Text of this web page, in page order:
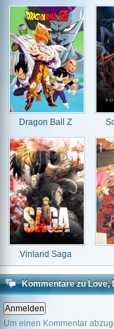
Dragon Ball Z
Vinland Saga
Kommentare zu Love,
Um einen Kommentar